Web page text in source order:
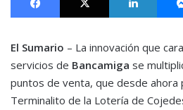
El Sumario – La innovación que
servicios de Bancamiga se
puntos de venta, que desde ahora
Terminalito de la Lotería de